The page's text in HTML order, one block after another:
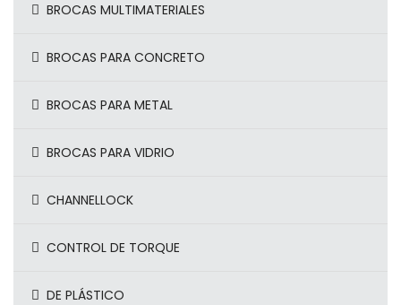
BROCAS MULTIMATERIALES
BROCAS PARA CONCRETO
BROCAS PARA METAL
BROCAS PARA VIDRIO
CHANNELLOCK
CONTROL DE TORQUE
DE PLÁSTICO